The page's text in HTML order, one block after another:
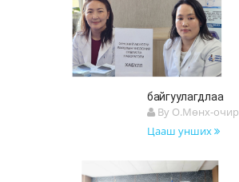
байгуулагдлаа
By О.Мөнх-очир
Цааш унших